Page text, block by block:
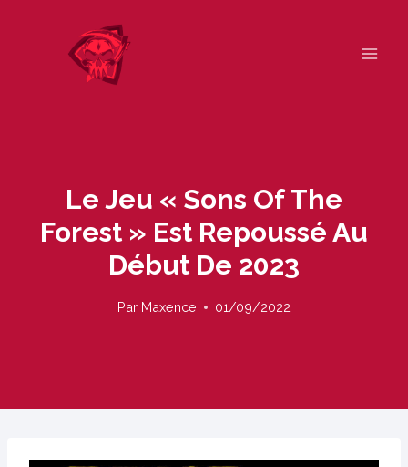
Le Jeu « Sons Of The
Forest » Est Repoussé Au
Début De 2023
Par Maxence 01/09/2022